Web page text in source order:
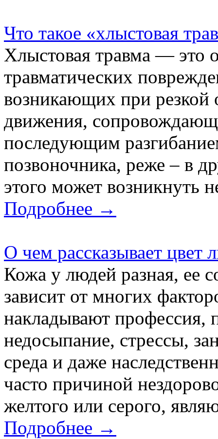
Что такое «хлыстовая
Хлыстовая травма — это
травматических
возникающих при резкой
движения,
последующим
позвоночника, реже – в
этого может возникнуть
Подробнее →
О чем рассказывает цвет
Кожа у людей разная, ее
зависит от многих
накладывают профессия,
недосыпание, стрессы,
среда и даже
часто причиной
желтого или серого,
Подробнее →